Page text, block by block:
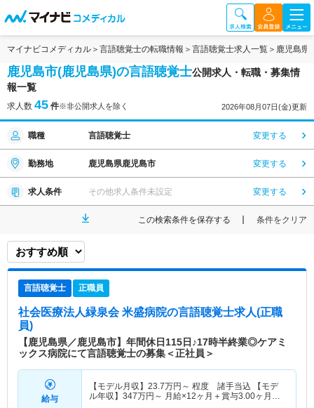
マイナビコメディカル 言語聴覚士の転職情報 言語聴覚士求人一覧 鹿児島県
鹿児島市(鹿児島県)の言語聴覚士公開求人・転職・募集情
報一覧
求人数 45 件※非公開求人を除く 2026年08月07日(金)更新
職種 言語聴覚士 変更する
勤務地 鹿児島県鹿児島市 変更する
求人条件 その他求人条件未設定 変更する
この検索条件を保存する 条件をクリア
言語聴覚士 正職員
社会医療法人緑泉会 米盛病院の言語聴覚士求人(正職
員)
【鹿児島県／鹿児島市】年間休日115日♪17時半終業◎ケアミ
ックス病院にて言語聴覚士の募集＜正社員＞
給与
【モデル月収】 23.7万円～ 程度 諸手当込 【モデ
ル年収】 347万円～ 月給×12ヶ月＋賞与3.00ヶ月想